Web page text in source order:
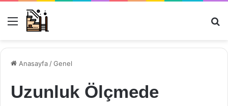
Menü
Anasayfa /Genel
Uzunluk Ölçmede